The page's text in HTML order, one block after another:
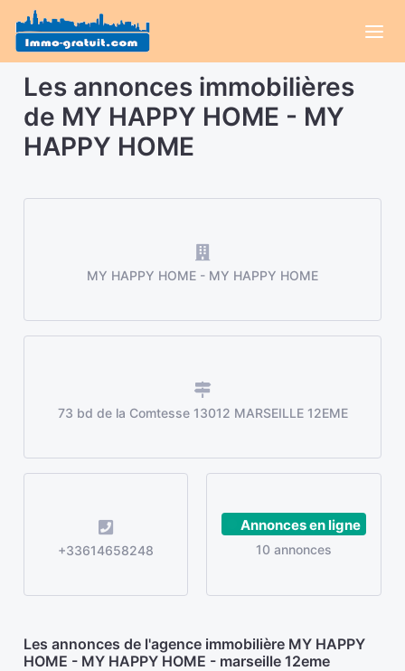
Les annonces immobilières
de MY HAPPY HOME - MY
HAPPY HOME
MY HAPPY HOME - MY HAPPY HOME
73 bd de la Comtesse 13012 MARSEILLE 12EME
+33614658248
Annonces en ligne
10 annonces
Les annonces de l'agence immobilière MY HAPPY
HOME - MY HAPPY HOME - marseille 12eme